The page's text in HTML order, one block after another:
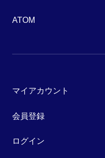
ATOM
マイアカウント
会員登録
ログイン